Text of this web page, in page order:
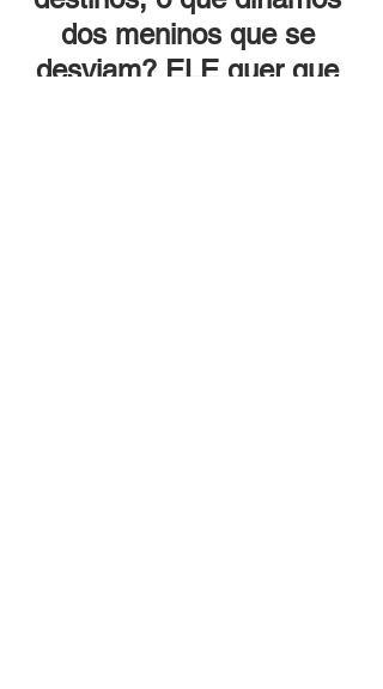
dos meninos que se
desviam? ELE quer que